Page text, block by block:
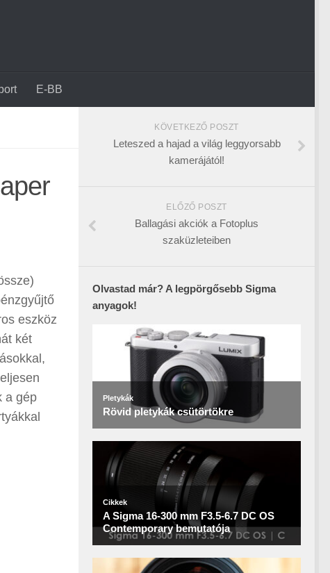
E-BB
eszköz
két
a gép
KÖVETKEZŐ POSZT
Leteszed a hajad a világ leggyorsabb
kamerájától!
ELŐZŐ POSZT
Ballagási akciók a Fotoplus
szaküzleteiben
Olvastad már? A legpörgősebb Sigma
anyagok!